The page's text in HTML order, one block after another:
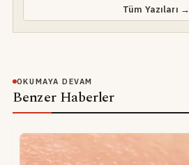
Tüm Yazıları →
OKUMAYA DEVAM
Benzer Haberler